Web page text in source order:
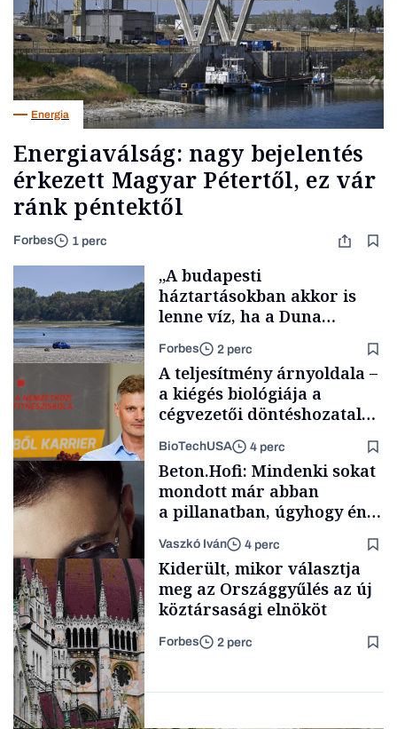
Energia
Energiaválság: nagy bejelentés
érkezett Magyar Pétertől, ez vár
ránk péntektől
Forbes 1 perc
Energia
„A budapesti
háztartásokban akkor is
lenne víz, ha a Duna
medrében már egy cseppet
se találnánk”
Forbes 2 perc
Content Lab HUB
A teljesítmény árnyoldala –
a kiégés biológiája a
cégvezetői döntéshozatal
BioTechUSA 4 perc
Forbes-sztori
Beton.Hofi: Mindenki sokat
mondott már abban
a pillanatban, úgyhogy én
a legsarkosabb
gondolataimat akartam
kimondani
Vaszkó Iván 4 perc
Kiderült, mikor választja
meg az Országgyűlés az új
köztársasági elnököt
Forbes 2 perc